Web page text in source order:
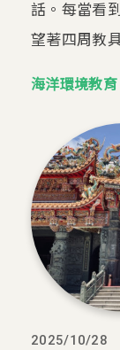
話。每當看
望著四周教
海洋環境教育
2025/10/28